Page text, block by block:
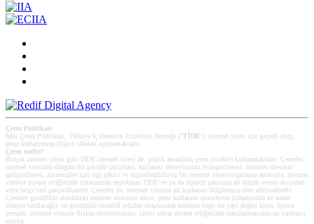
Çerez Politikası
İşbu Çerez Politikası, Türkiye İç Denetim Enstitüsü Derneği (" TİDE ") internet sitesi için geçerli olup,
çerez kullanımına ilişkin ilkeleri açıklamaktadır.
Çerez nedir?
Birçok internet sitesi gibi TİDE internet sitesi de, çeşitli amaçlarla çerez (cookie) kullanmaktadır. Çerezler;
internet sitesinin düzgün bir şekilde çalışması, kullanıcı deneyiminin iyileştirilmesi, internet sitesinin
geliştirilmesi, ziyaretçiler için ilgi çekici ve kişiselleştirilmiş bir internet sitesi/uygulama amacıyla, internet
sitesini ziyaret ettiğinizde cihazınızda depolanan TİDE’ye ya da üçüncü şahıslara ait küçük metin dosyaları
veya bilgi/veri parçacıklarıdır. Çerezler ile, internet sitesine ait kullanım bilgileriniz elde edilmektedir.
Çerezler genellikle alındıkları internet sitesinin adını, çerez kullanım ömürlerini (cihazınızda ne kadar
süreyle tutulacağı), ve genellikle tesadüfî şekilde oluşturulan kendine özgü bir sayı değeri içerir. Ayrıca
çerezler, internet sitesine ilişkin tercihlerinizin, siteyi tekrar ziyaret ettiğinizde hatırlanmasında da yardımcı
olurlar.